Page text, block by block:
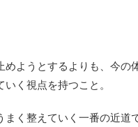
めようとするよりも、今の
く視点を持つこと。
まく整えていく一番の近道